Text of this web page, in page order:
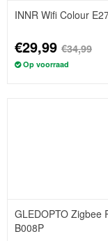
INNR Wifi Colour
€29,99 €34,99
Op voorraad
GLEDOPTO Zigbee
B008P